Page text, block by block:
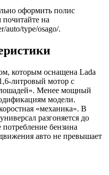
оформить полис
на
auto/type/osago/.
которым оснащена Lada
литровый мотор с
Менее мощный
модели.
«механика». В
разгоняется до
потребление бензина
авто не превышает